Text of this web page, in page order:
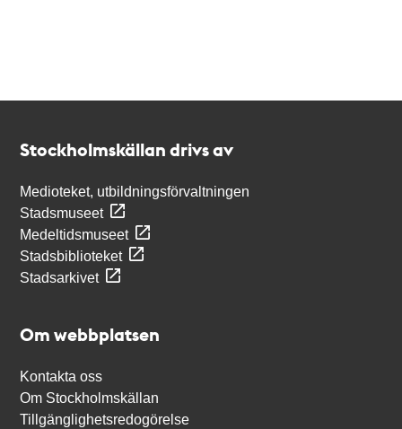
Stockholmskällan drivs av
Medioteket, utbildningsförvaltningen
Stadsmuseet
Medeltidsmuseet
Stadsbiblioteket
Stadsarkivet
Om webbplatsen
Kontakta oss
Om Stockholmskällan
Tillgänglighetsredogörelse